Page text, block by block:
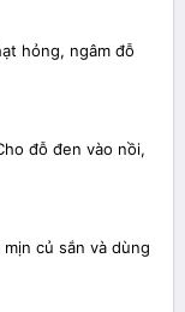
hỏng, ngâm đỗ
đỗ đen vào nồi,
củ sắn và dùng